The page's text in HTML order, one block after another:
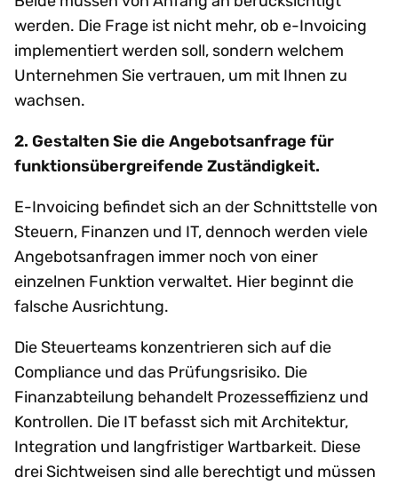
werden. Die Frage ist nicht mehr, ob e-Invoicing
implementiert werden soll, sondern welchem
Unternehmen Sie vertrauen, um mit Ihnen zu
wachsen.
2. Gestalten Sie die Angebotsanfrage für
funktionsübergreifende Zuständigkeit.
E-Invoicing befindet sich an der Schnittstelle von
Steuern, Finanzen und IT, dennoch werden viele
Angebotsanfragen immer noch von einer
einzelnen Funktion verwaltet. Hier beginnt die
falsche Ausrichtung.
Die Steuerteams konzentrieren sich auf die
Compliance und das Prüfungsrisiko. Die
Finanzabteilung behandelt Prozesseffizienz und
Kontrollen. Die IT befasst sich mit Architektur,
Integration und langfristiger Wartbarkeit. Diese
drei Sichtweisen sind alle berechtigt und müssen